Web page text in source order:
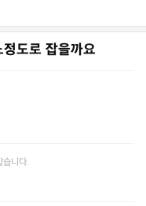
도로 잡을까요
습니다.